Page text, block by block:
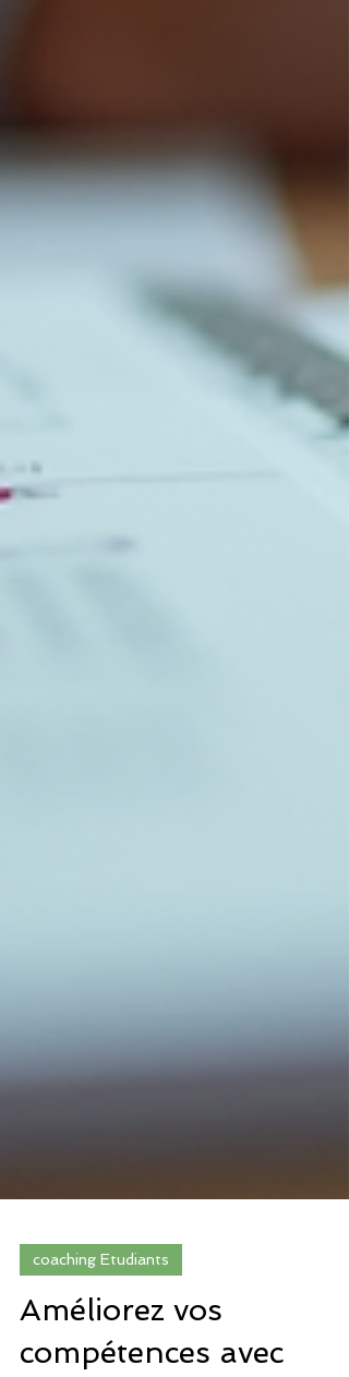
coaching Etudiants
Améliorez vos